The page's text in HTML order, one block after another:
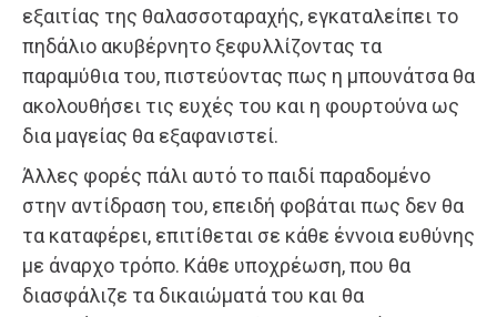
εξαιτίας της θαλασσοταραχής, εγκαταλείπει το
πηδάλιο ακυβέρνητο ξεφυλλίζοντας τα
παραμύθια του, πιστεύοντας πως η μπουνάτσα θα
ακολουθήσει τις ευχές του και η φουρτούνα ως
δια μαγείας θα εξαφανιστεί.
Άλλες φορές πάλι αυτό το παιδί παραδομένο
στην αντίδραση του, επειδή φοβάται πως δεν θα
τα καταφέρει, επιτίθεται σε κάθε έννοια ευθύνης
με άναρχο τρόπο. Κάθε υποχρέωση, που θα
διασφάλιζε τα δικαιώματά του και θα